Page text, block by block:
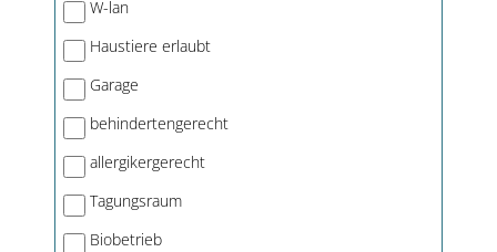
W-lan
Haustiere erlaubt
Garage
behindertengerecht
allergikergerecht
Tagungsraum
Biobetrieb